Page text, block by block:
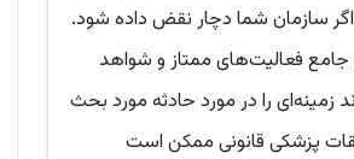
سازمان شما دچار نقض داده شود.
فعالیت‌های ممتاز و شواهد
زمینه‌ای را در مورد حادثه مورد بحث
پزشکی قانونی ممکن است